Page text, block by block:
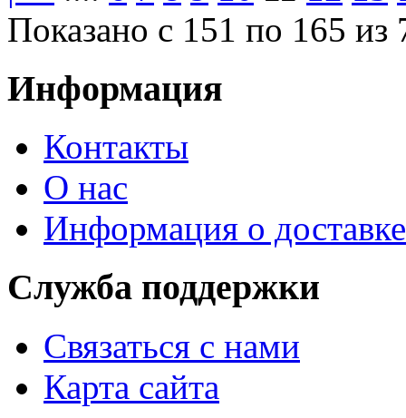
Показано с 151 по 165 из
Информация
Контакты
О нас
Информация о доставке
Служба поддержки
Связаться с нами
Карта сайта